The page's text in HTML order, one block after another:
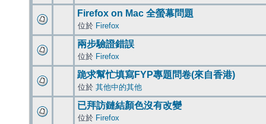
Firefox on Mac 全螢幕問題
位於 Firefox
兩步驗證錯誤
位於 Firefox
跪求幫忙填寫FYP專題問卷(來自香港)
位於 其他中的其他
已拜訪鏈結顏色沒有改變
位於 Firefox